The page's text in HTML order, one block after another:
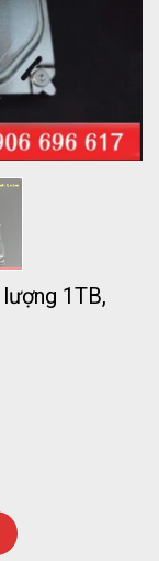
1TB,
bảo hành 24 tháng